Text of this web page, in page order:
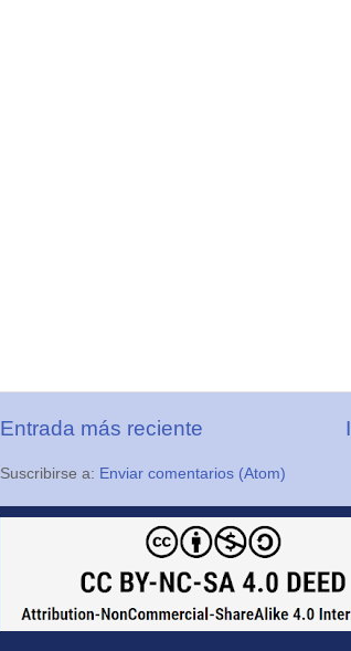
Entrada más reciente
Suscribirse a: Enviar comentarios (Atom)